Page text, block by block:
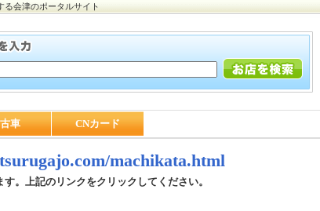
る会津のポータルサイト
車 CNカード
machikata.html
。上記のリンクをクリックしてください。